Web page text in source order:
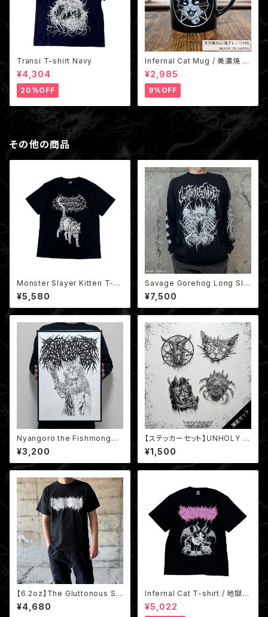
Transi T-shirt Navy
¥4,304
20%OFF
Infernal Cat Mug / 美濃焼 地
獄猫マグカップ 国産（非売品ス
テッカー付き）
¥2,985
9%OFF
その他の商品
Monster Slayer Kitten T-sh
irt / モンスタースレイヤー子猫
¥5,580
Savage Gorehog Long Sle
eve
¥7,500
Nyangoro the Fishmonger
Poster / 解体猫ニャンゴロウ B
3ポスター
¥3,200
【ステッカーセット】UNHOLY S
TICKERS SET
¥1,500
【6.2oz】The Gluttonous Sla
ughter T-shirt White
¥4,680
Infernal Cat T-shirt / 地獄猫
Pink
¥5,022